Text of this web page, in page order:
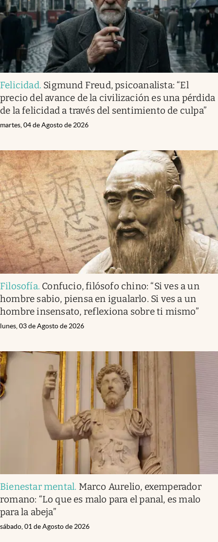
Felicidad. Sigmund Freud, psicoanalista: “El
precio del avance de la civilización es una pérdida
de la felicidad a través del sentimiento de culpa”
martes, 04 de Agosto de 2026
Filosofía. Confucio, filósofo chino: “Si ves a un
hombre sabio, piensa en igualarlo. Si ves a un
hombre insensato, reflexiona sobre ti mismo”
lunes, 03 de Agosto de 2026
Bienestar mental. Marco Aurelio, exemperador
romano: “Lo que es malo para el panal, es malo
para la abeja”
sábado, 01 de Agosto de 2026